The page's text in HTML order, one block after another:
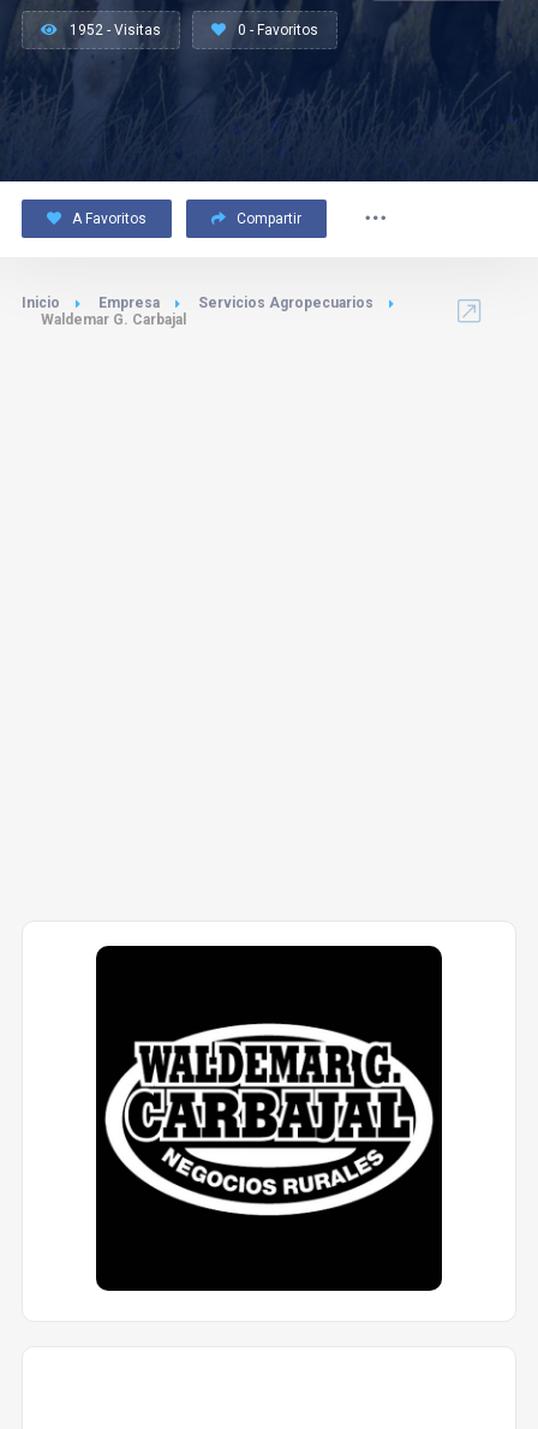
1952 - Visitas 0 - Favoritos
A Favoritos Compartir
Inicio Empresa
Servicios Agropecuarios
Waldemar G. Carbajal